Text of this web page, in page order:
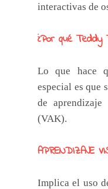
interactivas de
¿Por qué Teddy
Lo que hace
especial es que
de aprendizaje
(VAK).
APRENDIZAJE
Implica el uso